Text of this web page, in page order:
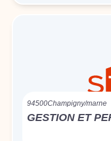
94500Champigny/marne
GESTION ET